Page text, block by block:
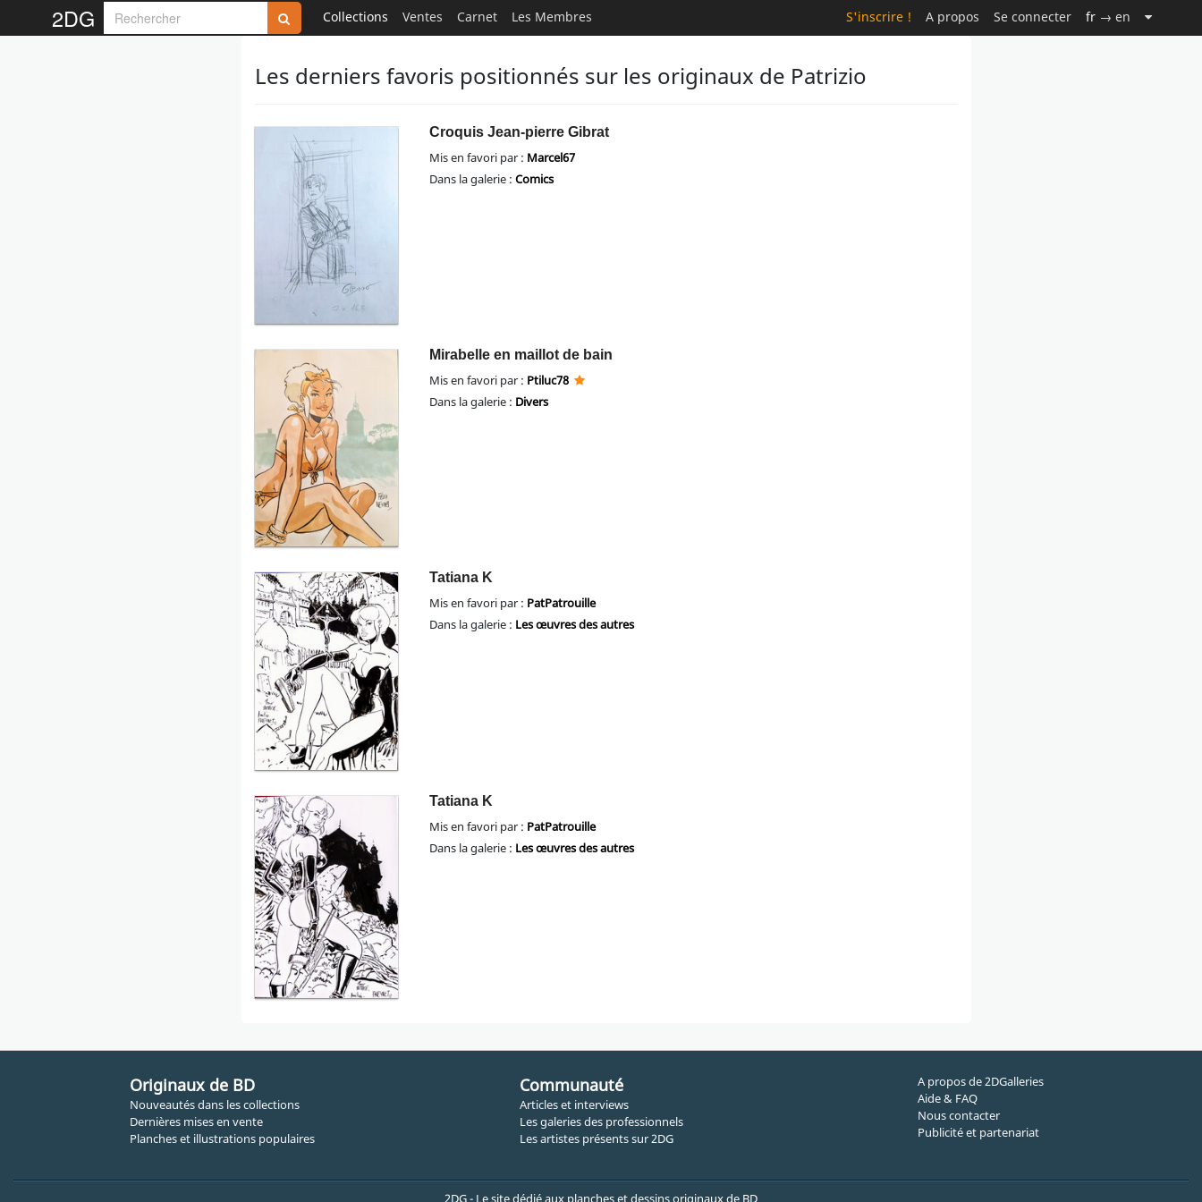
2DG Collections Ventes Carnet Les Membres S'inscrire ! A propos Se connecter fr → en
Les derniers favoris positionnés sur les originaux de Patrizio
Croquis Jean-pierre Gibrat
Mis en favori par : Marcel67
Dans la galerie : Comics
Mirabelle en maillot de bain
Mis en favori par : Ptiluc78
Dans la galerie : Divers
Tatiana K
Mis en favori par : PatPatrouille
Dans la galerie : Les œuvres des autres
Tatiana K
Mis en favori par : PatPatrouille
Dans la galerie : Les œuvres des autres
Originaux de BD
Nouveautés dans les collections
Dernières mises en vente
Planches et illustrations populaires
Communauté
Articles et interviews
Les galeries des professionnels
Les artistes présents sur 2DG
A propos de 2DGalleries
Aide & FAQ
Nous contacter
Publicité et partenariat
2DG - Le site dédié aux planches et dessins originaux de BD